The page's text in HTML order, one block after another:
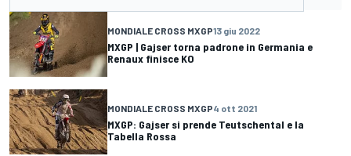
MONDIALE CROSS MXGP13 giu 2022
MXGP | Gajser torna padrone in Germania e
Renaux finisce KO
MONDIALE CROSS MXGP4 ott 2021
MXGP: Gajser si prende Teutschental e la
Tabella Rossa